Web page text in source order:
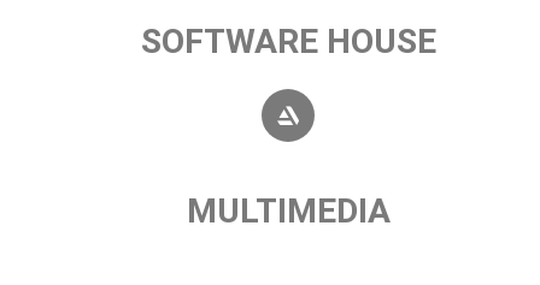
SOFTWARE HOUSE
MULTIMEDIA